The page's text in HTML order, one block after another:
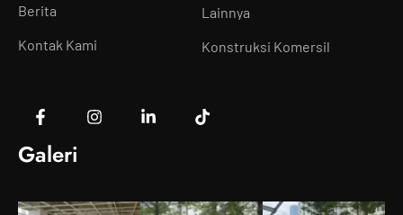
Berita
Kontak Kami
Lainnya
Konstruksi Komersil
Galeri